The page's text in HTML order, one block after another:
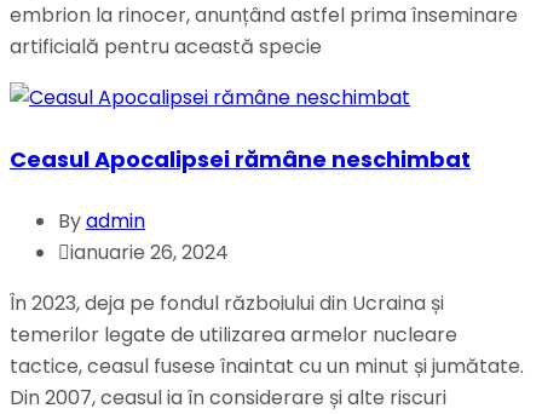
embrion la rinocer, anunțând astfel prima înseminare
artificială pentru această specie
Ceasul Apocalipsei rămâne neschimbat
Byadmin
ianuarie 26, 2024
În 2023, deja pe fondul războiului din Ucraina și
temerilor legate de utilizarea armelor nucleare
tactice, ceasul fusese înaintat cu un minut și jumătate.
Din 2007, ceasul ia în considerare și alte riscuri